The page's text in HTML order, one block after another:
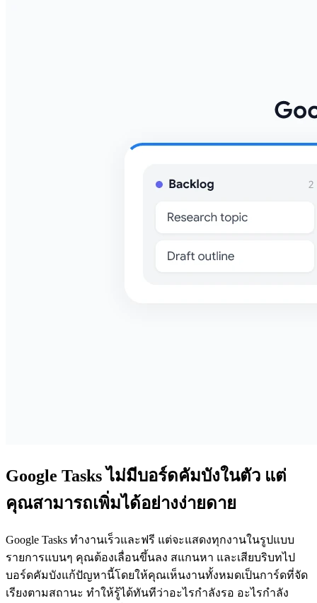
Google Tasks ไม่มีบอร์ดคัมบังในตัว แต่
คุณสามารถเพิ่มได้อย่างง่ายดาย
Google Tasks ทำงานเร็วและฟรี แต่จะแสดงทุกงานในรูปแบบ
รายการแบนๆ คุณต้องเลื่อนขึ้นลง สแกนหา และเสียบริบทไป
บอร์ดคัมบังแก้ปัญหานี้โดยให้คุณเห็นงานทั้งหมดเป็นการ์ดที่จัด
เรียงตามสถานะ ทำให้รู้ได้ทันทีว่าอะไรกำลังรอ อะไรกำลัง